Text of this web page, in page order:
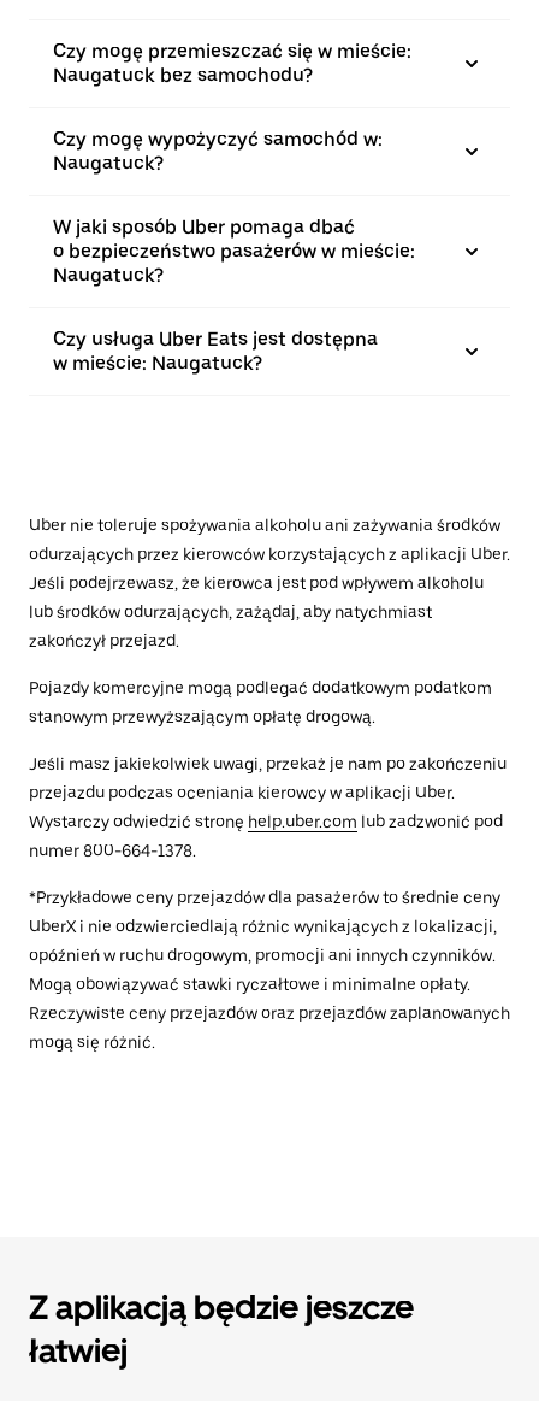
Czy mogę przemieszczać się w mieście:
Naugatuck bez samochodu?
Czy mogę wypożyczyć samochód w:
Naugatuck?
W jaki sposób Uber pomaga dbać
o bezpieczeństwo pasażerów w mieście:
Naugatuck?
Czy usługa Uber Eats jest dostępna
w mieście: Naugatuck?
Uber nie toleruje spożywania alkoholu ani zażywania środków
odurzających przez kierowców korzystających z aplikacji Uber.
Jeśli podejrzewasz, że kierowca jest pod wpływem alkoholu
lub środków odurzających, zażądaj, aby natychmiast
zakończył przejazd.
Pojazdy komercyjne mogą podlegać dodatkowym podatkom
stanowym przewyższającym opłatę drogową.
Jeśli masz jakiekolwiek uwagi, przekaż je nam po zakończeniu
przejazdu podczas oceniania kierowcy w aplikacji Uber.
Wystarczy odwiedzić stronę help.uber.com lub zadzwonić pod
numer 800-664-1378.
*Przykładowe ceny przejazdów dla pasażerów to średnie ceny
UberX i nie odzwierciedlają różnic wynikających z lokalizacji,
opóźnień w ruchu drogowym, promocji ani innych czynników.
Mogą obowiązywać stawki ryczałtowe i minimalne opłaty.
Rzeczywiste ceny przejazdów oraz przejazdów zaplanowanych
mogą się różnić.
Z aplikacją będzie jeszcze
łatwiej